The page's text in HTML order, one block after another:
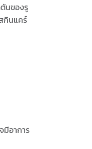
นของรู
กินแคร์
มีอาการ